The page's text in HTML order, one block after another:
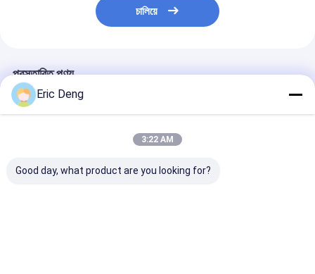
চালিয়ে
প্রস্তাবিত পণ্য
Eric Deng
3:22 AM
Good day, what product are you looking for?